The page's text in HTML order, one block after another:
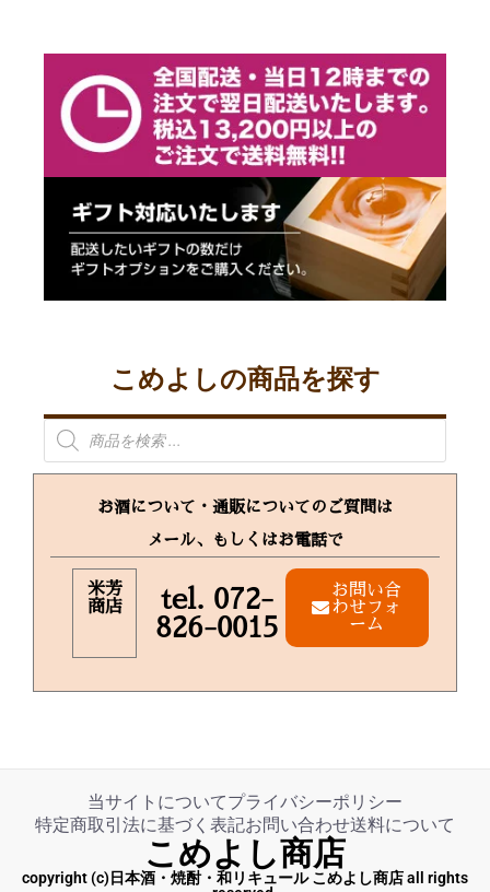
こめよしの商品を探す
お酒について・通販についてのご質問は
メール、もしくはお電話で
米芳
商店
tel. 072-
826-0015
お問い合
わせフォ
ーム
当サイトについてプライバシーポリシー
特定商取引法に基づく表記お問い合わせ送料について
こめよし商店
copyright (c)日本酒・焼酎・和リキュール こめよし商店 all rights